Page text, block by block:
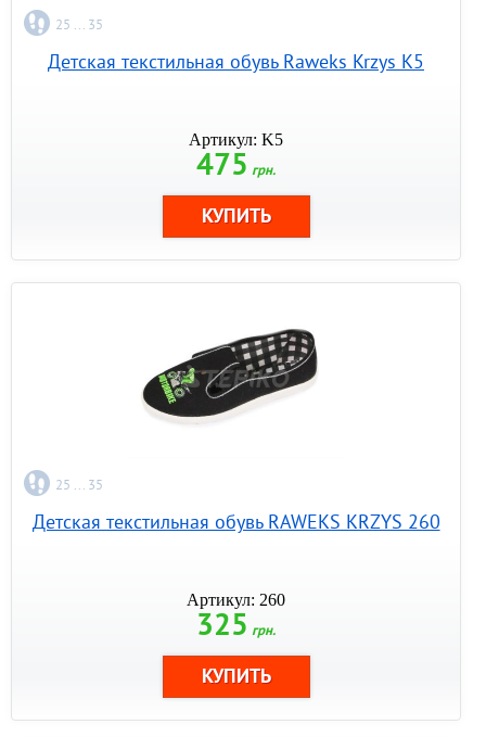
25 ... 35
Детская текстильная обувь Raweks Krzys K5
Артикул: K5
475 грн.
25 ... 35
Детская текстильная обувь RAWEKS KRZYS 260
Артикул: 260
325 грн.